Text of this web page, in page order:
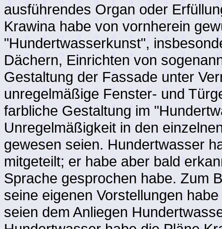
ausführendes Organ oder
Krawina habe von vornherein
"Hundertwasserkunst",
Dächern, Einrichten von
Gestaltung der Fassade unter
unregelmäßige Fenster- und
farbliche Gestaltung im
Unregelmäßigkeit in den
gewesen seien. Hundertwasser
mitgeteilt; er habe aber bald
Sprache gesprochen habe. Zum
seine eigenen Vorstellungen
seien dem Anliegen